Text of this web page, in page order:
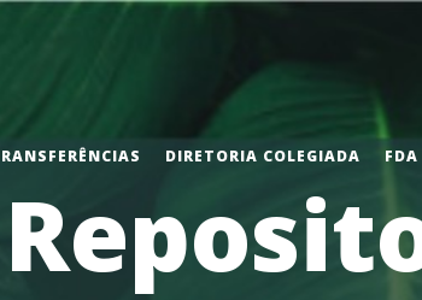
DIRETORIA COLEGIADA FDA